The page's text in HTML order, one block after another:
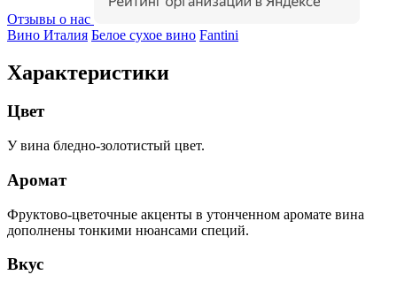
Отзывы о нас
Вино Италия Белое сухое вино Fantini
Характеристики
Цвет
У вина бледно-золотистый цвет.
Аромат
Фруктово-цветочные акценты в утонченном аромате вина
дополнены тонкими нюансами специй.
Вкус